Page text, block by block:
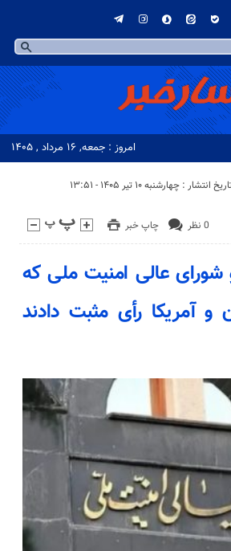
امروز : جمعه, ۱۶ مرداد , ۱۴۰۵
انتشار : چهارشنبه ۱۰ تیر ۱۴۰۵ - ۱۳:۵۱
چاپ خبر 0 نظر
۱۱ عضو شورای عالی امنیت ملی که
و آمریکا رأی مثبت دادند